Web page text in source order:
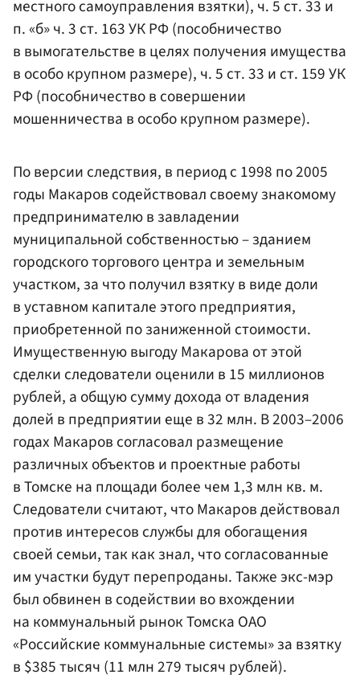
местного самоуправления взятки), ч. 5 ст. 33 и
п. «б» ч. 3 ст. 163 УК РФ (пособничество
в вымогательстве в целях получения имущества
в особо крупном размере), ч. 5 ст. 33 и ст. 159 УК
РФ (пособничество в совершении
мошенничества в особо крупном размере).
По версии следствия, в период с 1998 по 2005
годы Макаров содействовал своему знакомому
предпринимателю в завладении
муниципальной собственностью – зданием
городского торгового центра и земельным
участком, за что получил взятку в виде доли
в уставном капитале этого предприятия,
приобретенной по заниженной стоимости.
Имущественную выгоду Макарова от этой
сделки следователи оценили в 15 миллионов
рублей, а общую сумму дохода от владения
долей в предприятии еще в 32 млн. В 2003–2006
годах Макаров согласовал размещение
различных объектов и проектные работы
в Томске на площади более чем 1,3 млн кв. м.
Следователи считают, что Макаров действовал
против интересов службы для обогащения
своей семьи, так как знал, что согласованные
им участки будут перепроданы. Также экс-мэр
был обвинен в содействии во вхождении
на коммунальный рынок Томска ОАО
«Российские коммунальные системы» за взятку
в $385 тысяч (11 млн 279 тысяч рублей).